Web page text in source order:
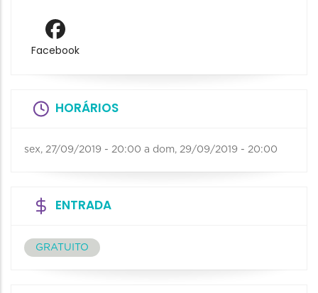
Facebook
HORÁRIOS
sex, 27/09/2019 - 20:00 a dom, 29/09/2019 - 20:00
ENTRADA
GRATUITO